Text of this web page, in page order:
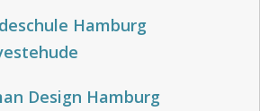
Hamburg
Design Hamburg